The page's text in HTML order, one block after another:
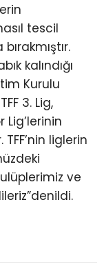
tescil
kalındığı
Kurulu
3. Lig,
liglerin
ve